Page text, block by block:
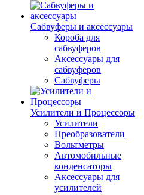
Сабвуферы и аксессуары
Короба для
сабвуферов
Аксессуары для
сабвуферов
Сабвуферы
Усилители и Процессоры
Усилители
Преобразователи
Вольтметры
Автомобильные
конденсаторы
Аксессуары для
усилителей